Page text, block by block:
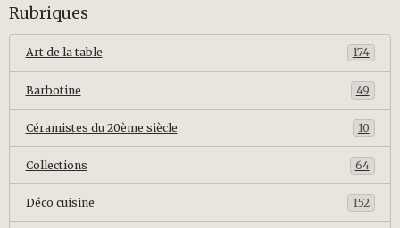
Rubriques
Art de la table 174
Barbotine 49
Céramistes du 20ème siècle 10
Collections 64
Déco cuisine 152